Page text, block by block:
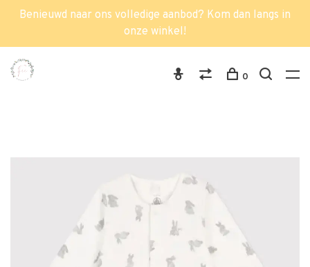
Benieuwd naar ons volledige aanbod? Kom dan langs in
onze winkel!
0